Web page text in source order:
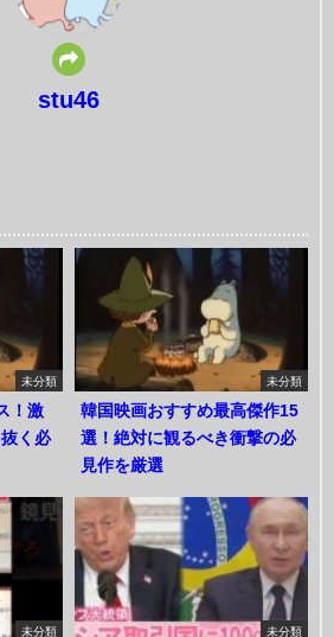
stu46
未分類
！激
く必
未分類
韓国映画おすすめ最高傑作15
選！絶対に観るべき衝撃の必
見作を厳選
未分類 未分類